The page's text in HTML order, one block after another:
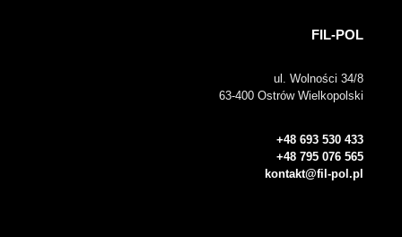
FIL-POL
ul. Wolności 34/8
63-400 Ostrów Wielkopolski
+48 693 530 433
+48 795 076 565
kontakt@fil-pol.pl